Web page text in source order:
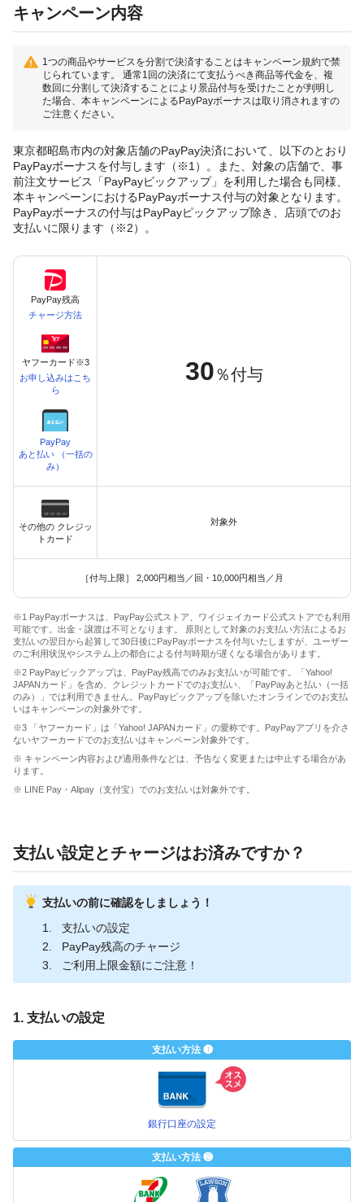
キャンペーン内容
1つの商品やサービスを分割で決済することはキャンペーン規約で禁
じられています。 通常1回の決済にて支払うべき商品等代金を、複
数回に分割して決済することにより景品付与を受けたことが判明し
た場合、本キャンペーンによるPayPayボーナスは取り消されますの
ご注意ください。
東京都昭島市内の対象店舗のPayPay決済において、以下のとおり
PayPayボーナスを付与します（※1）。また、対象の店舗で、事
前注文サービス「PayPayピックアップ」を利用した場合も同様、
本キャンペーンにおけるPayPayボーナス付与の対象となります。
PayPayボーナスの付与はPayPayピックアップ除き、店頭でのお
支払いに限ります（※2）。
PayPay残高
チャージ方法
ヤフーカード※3
お申し込みはこち
ら
PayPay
あと払い （一括の
み）
30 ％付与
その他の クレジッ
トカード
対象外
［付与上限］ 2,000円相当／回・10,000円相当／月
※1 PayPayボーナスは、PayPay公式ストア、ワイジェイカード公式ストアでも利用
可能です。出金・譲渡は不可となります。 原則として対象のお支払い方法によるお
支払いの翌日から起算して30日後にPayPayボーナスを付与いたしますが、ユーザー
のご利用状況やシステム上の都合による付与時期が遅くなる場合があります。
※2 PayPayピックアップは、PayPay残高でのみお支払いが可能です。「Yahoo!
JAPANカード」を含め、クレジットカードでのお支払い、「PayPayあと払い（一括
のみ）」では利用できません。PayPayピックアップを除いたオンラインでのお支払
いはキャンペーンの対象外です。
※3 「ヤフーカード」は「Yahoo! JAPANカード」の愛称です。PayPayアプリを介さ
ないヤフーカードでのお支払いはキャンペーン対象外です。
※ キャンペーン内容および適用条件などは、予告なく変更または中止する場合があ
ります。
※ LINE Pay・Alipay（支付宝）でのお支払いは対象外です。
支払い設定とチャージはお済みですか？
支払いの前に確認をしましょう！
支払いの設定
PayPay残高のチャージ
ご利用上限金額にご注意！
1. 支払いの設定
支払い方法 ❶
銀行口座の設定
支払い方法 ❷